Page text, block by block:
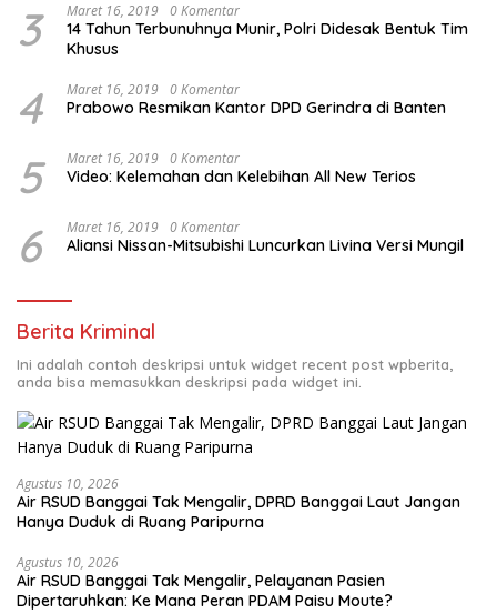
3 Maret 16, 2019 0 Komentar
14 Tahun Terbunuhnya Munir, Polri Didesak Bentuk Tim
Khusus
4 Maret 16, 2019 0 Komentar
Prabowo Resmikan Kantor DPD Gerindra di Banten
5 Maret 16, 2019 0 Komentar
Video: Kelemahan dan Kelebihan All New Terios
6 Maret 16, 2019 0 Komentar
Aliansi Nissan-Mitsubishi Luncurkan Livina Versi Mungil
Berita Kriminal
Ini adalah contoh deskripsi untuk widget recent post wpberita,
anda bisa memasukkan deskripsi pada widget ini.
Agustus 10, 2026
Air RSUD Banggai Tak Mengalir, DPRD Banggai Laut Jangan
Hanya Duduk di Ruang Paripurna
Agustus 10, 2026
Air RSUD Banggai Tak Mengalir, Pelayanan Pasien
Dipertaruhkan: Ke Mana Peran PDAM Paisu Moute?